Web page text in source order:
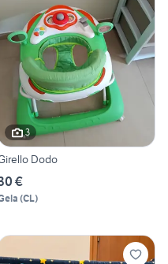
3
Dodo
€
(CL)